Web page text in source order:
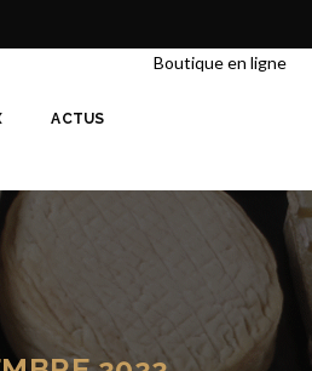
ACTUS
Boutique en ligne